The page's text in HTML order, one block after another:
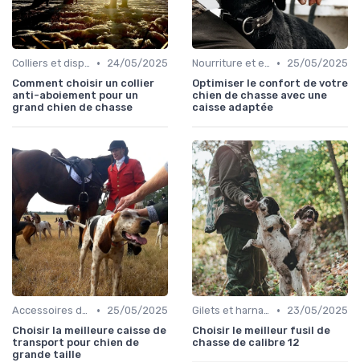
Colliers et dispositifs de suivi •
24/05/2025
Comment choisir un collier
anti-aboiement pour un
grand chien de chasse
Nourriture et eau en déplacement •
25/05/2025
Optimiser le confort de votre
chien de chasse avec une
caisse adaptée
Accessoires de transport •
25/05/2025
Choisir la meilleure caisse de
transport pour chien de
grande taille
Gilets et harnais •
23/05/2025
Choisir le meilleur fusil de
chasse de calibre 12